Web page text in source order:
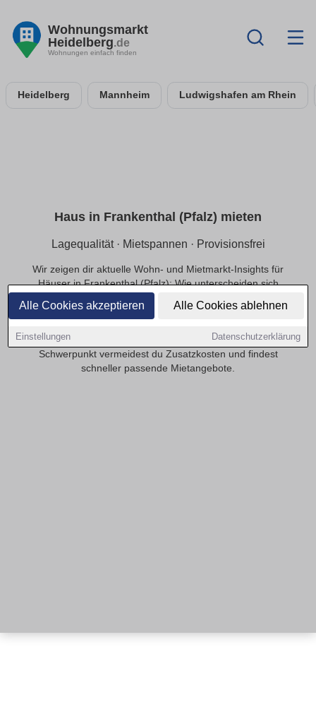
Alle Cookies akzeptieren Alle Cookies ablehnen
Einstellungen Datenschutzerklärung
Wohnungsmarkt
Heidelberg.de
Wohnungen einfach finden
Heidelberg Mannheim Ludwigshafen am Rhein
Haus in Frankenthal (Pfalz) mieten
Lagequalität · Mietspannen · Provisionsfrei
Wir zeigen dir aktuelle Wohn- und Mietmarkt-Insights für
Häuser in Frankenthal (Pfalz): Wie unterscheiden sich
Mietpreise innerhalb der Lage, welche Infrastruktur
beeinflusst die Nachfrage und welche Preisbereiche sind
Planung deiner monatlichen Kosten. Mit provisionsfrei als
Schwerpunkt vermeidest du Zusatzkosten und findest
schneller passende Mietangebote.